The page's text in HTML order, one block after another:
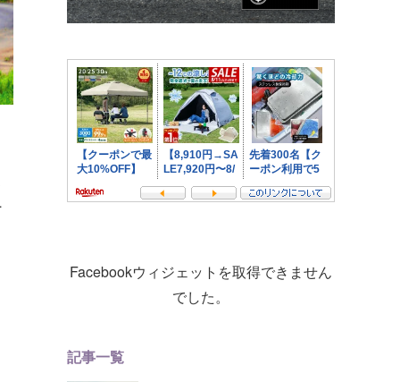
Facebookウィジェットを取得できません
でした。
記事一覧